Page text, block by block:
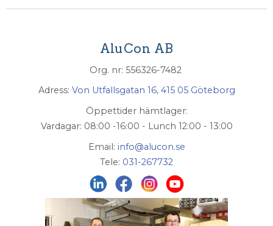
AluCon AB
Org. nr: 556326-7482
Adress: Von Utfallsgatan 16, 415 05 Göteborg
Öppettider hämtlager:
Vardagar: 08:00 -16:00 - Lunch 12:00 - 13:00
Email: info@alucon.se
Tele: 031-267732